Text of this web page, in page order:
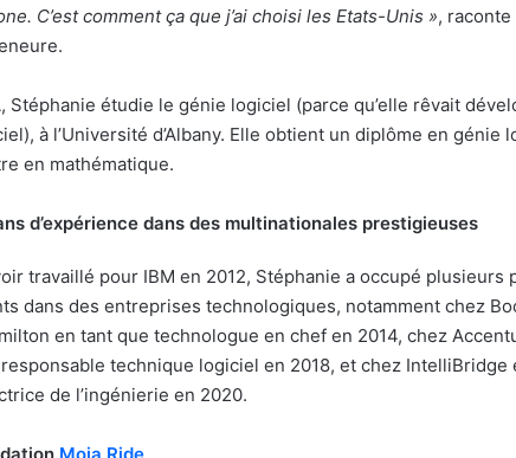
C’est comment ça que j’ai choisi les Etats-Unis », raconte
Stéphanie étudie le génie logiciel (parce qu’elle rêvait
à l’Université d’Albany. Elle obtient un diplôme en génie
en mathématique.
d’expérience dans des multinationales prestigieuses
travaillé pour IBM en 2012, Stéphanie a occupé plusieurs
dans des entreprises technologiques, notamment chez
en tant que technologue en chef en 2014, chez
technique logiciel en 2018, et chez IntelliBridge
de l’ingénierie en 2020.